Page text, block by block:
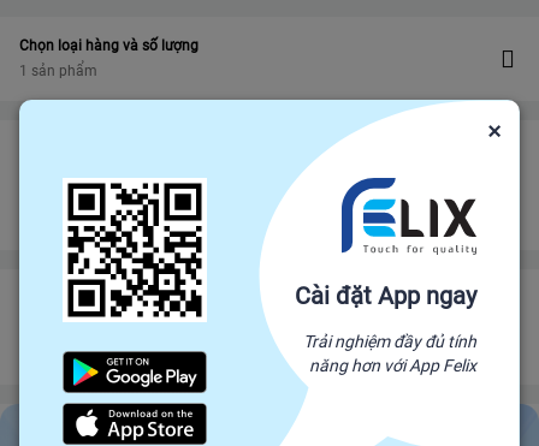
Chọn loại hàng và số lượng
1 sản phẩm
Đảm bảo gửi hàng đúng hạn
Chính sách hoàn tiền
Đối tác trực tiếp của Felix, mang sản phẩm trực tiếp từ nhà sản xuất để đến
với người tiêu dùng. Giá cả cạnh tranh - Chất lượng tuyệt đối
Tranh gỗ
×
Cài đặt App ngay
Trải nghiệm đầy đủ tính
năng hơn với App Felix